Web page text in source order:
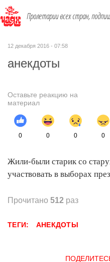
Пролетарии всех стран,
12 декабря 2016 - 07:58
анекдоты
Оставьте реакцию на
материал
0 0 0 0
Жили-были старик со
участвовать в выборах
Прочитано 512 раз
ТЕГИ: АНЕКДОТЫ